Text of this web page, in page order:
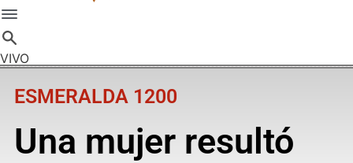
VIVO
ESMERALDA 1200
Una mujer resultó